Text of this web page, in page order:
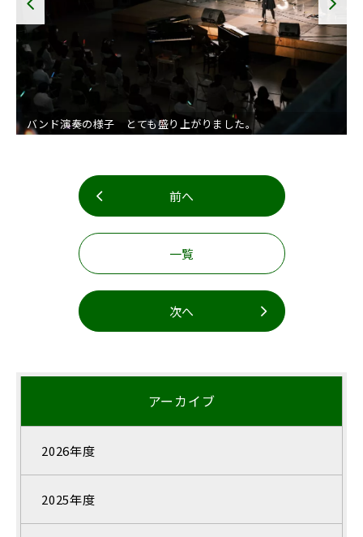
バンド演奏の様子 とても盛り上がりました。
前へ
一覧
次へ
アーカイブ
2026年度
2025年度